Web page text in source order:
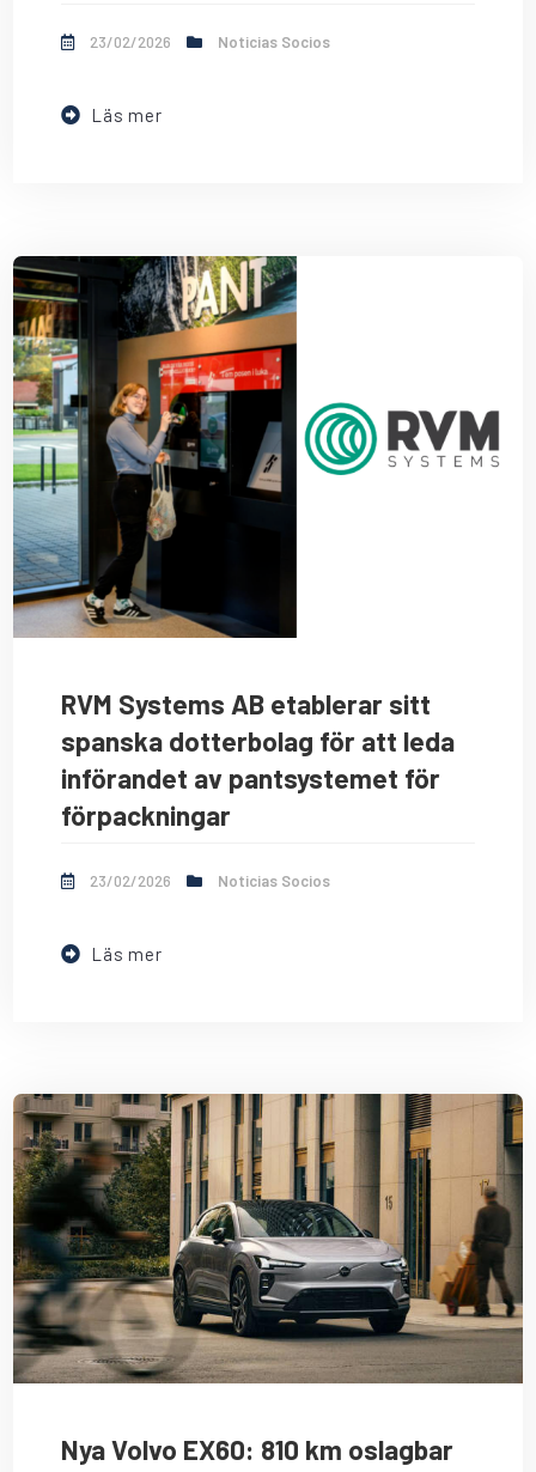
23/02/2026 Noticias Socios
Läs mer
RVM Systems AB etablerar sitt
spanska dotterbolag för att leda
införandet av pantsystemet för
förpackningar
23/02/2026 Noticias Socios
Läs mer
Nya Volvo EX60: 810 km oslagbar